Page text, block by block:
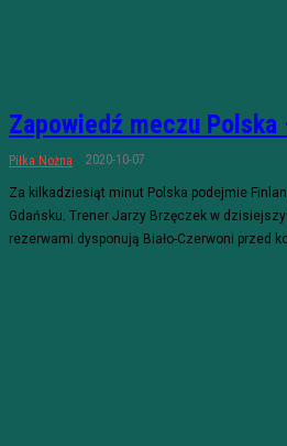
Zapowiedź meczu Polska
Piłka Nożna 2020-10-07
Za kilkadziesiąt minut Polska podejmie
Gdańsku. Trener Jarzy Brzęczek w
rezerwami dysponują Biało-Czerwoni przed